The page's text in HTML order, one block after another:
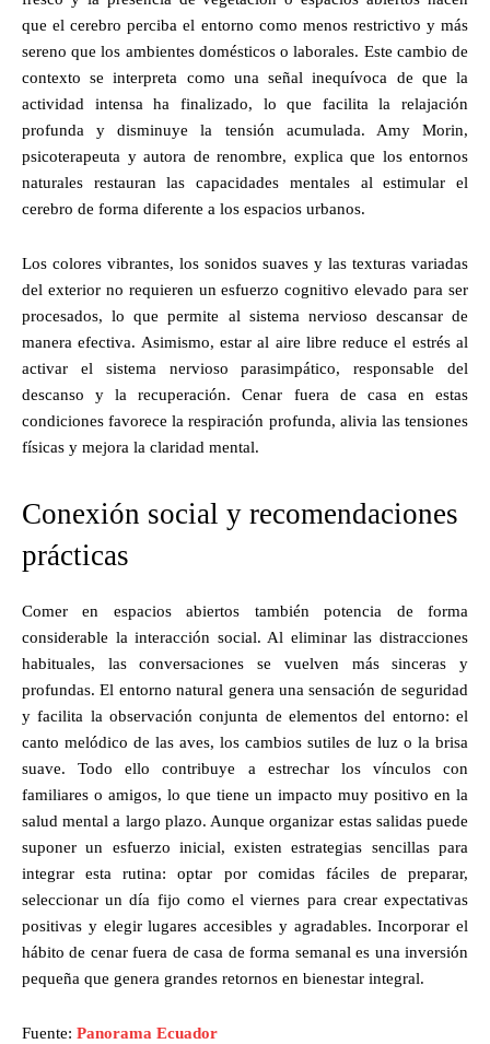
que el cerebro perciba el entorno como menos restrictivo y más
sereno que los ambientes domésticos o laborales. Este cambio de
contexto se interpreta como una señal inequívoca de que la
actividad intensa ha finalizado, lo que facilita la relajación
profunda y disminuye la tensión acumulada. Amy Morin,
psicoterapeuta y autora de renombre, explica que los entornos
naturales restauran las capacidades mentales al estimular el
cerebro de forma diferente a los espacios urbanos.
Los colores vibrantes, los sonidos suaves y las texturas variadas
del exterior no requieren un esfuerzo cognitivo elevado para ser
procesados, lo que permite al sistema nervioso descansar de
manera efectiva. Asimismo, estar al aire libre reduce el estrés al
activar el sistema nervioso parasimpático, responsable del
descanso y la recuperación. Cenar fuera de casa en estas
condiciones favorece la respiración profunda, alivia las tensiones
físicas y mejora la claridad mental.
Conexión social y recomendaciones
prácticas
Comer en espacios abiertos también potencia de forma
considerable la interacción social. Al eliminar las distracciones
habituales, las conversaciones se vuelven más sinceras y
profundas. El entorno natural genera una sensación de seguridad
y facilita la observación conjunta de elementos del entorno: el
canto melódico de las aves, los cambios sutiles de luz o la brisa
suave. Todo ello contribuye a estrechar los vínculos con
familiares o amigos, lo que tiene un impacto muy positivo en la
salud mental a largo plazo. Aunque organizar estas salidas puede
suponer un esfuerzo inicial, existen estrategias sencillas para
integrar esta rutina: optar por comidas fáciles de preparar,
seleccionar un día fijo como el viernes para crear expectativas
positivas y elegir lugares accesibles y agradables. Incorporar el
hábito de cenar fuera de casa de forma semanal es una inversión
pequeña que genera grandes retornos en bienestar integral.
Fuente: Panorama Ecuador